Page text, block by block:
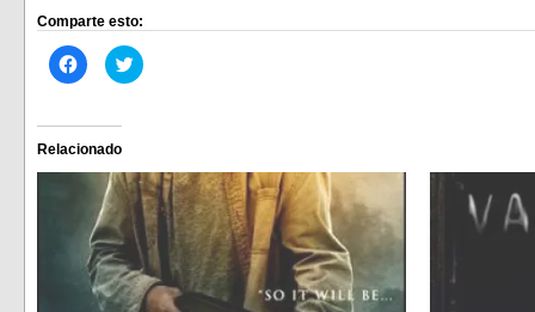
Comparte esto:
Haz
clic
Facebook
(Se
abre
en
ventana
nueva)
Haz
clic
en
una
ventana
nueva)
Relacionado